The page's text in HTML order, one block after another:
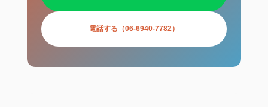
電話する（06-6940-7782）